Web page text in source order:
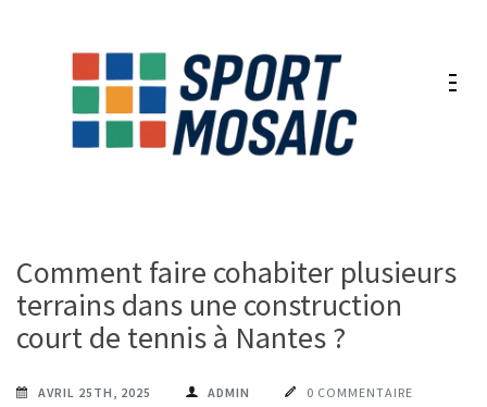
Comment faire cohabiter plusieurs
terrains dans une construction
court de tennis à Nantes ?
AVRIL 25TH, 2025 ADMIN 0 COMMENTAIRE